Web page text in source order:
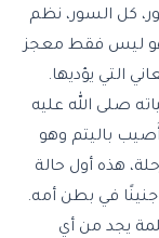
كل السور، نظم
هو ليس فقط معجز
التي يؤديها.
صلى الله عليه
باليتم وهو
هذه أول حالة
في بطن أمه.
يجد من أي